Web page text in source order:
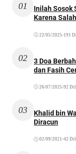
01
Inilah Sosok
Karena
22/05/2025 •191
02
3 Doa
dan Fasih
26/07/2025 •92
03
Khalid bin
Diracun
02/09/2021 •42